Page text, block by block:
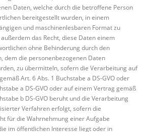
Daten, welche durch die betroffene Person
bereitgestellt wurden, in einem
und maschinenlesbaren Format zu
das Recht, diese Daten einem
ohne Behinderung durch den
dem die personenbezogenen Daten
zu übermitteln, sofern die Verarbeitung auf
Art. 6 Abs. 1 Buchstabe a DS-GVO oder
a DS-GVO oder auf einem Vertrag gemäß
b DS-GVO beruht und die Verarbeitung
Verfahren erfolgt, sofern die
für die Wahrnehmung einer Aufgabe
im öffentlichen Interesse liegt oder in